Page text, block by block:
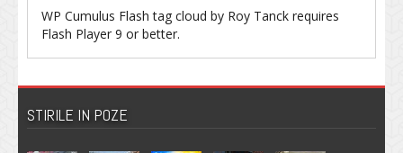
WP Cumulus Flash tag cloud by Roy Tanck requires
Flash Player 9 or better.
STIRILE IN POZE